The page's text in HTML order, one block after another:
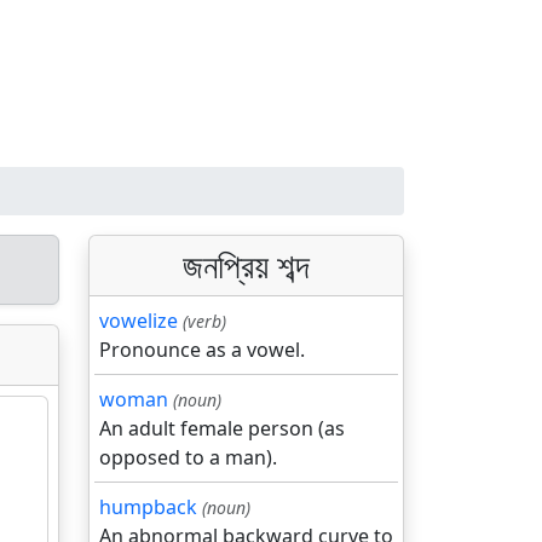
জনপ্রিয় শব্দ
vowelize (verb)
Pronounce as a vowel.
woman (noun)
An adult female person (as
opposed to a man).
humpback (noun)
An abnormal backward curve to